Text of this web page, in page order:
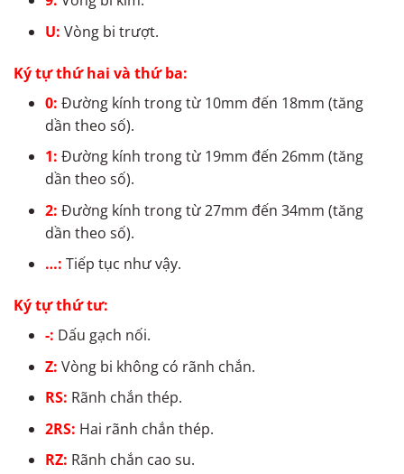
U: Vòng bi trượt.
Ký tự thứ hai và thứ ba:
0: Đường kính trong từ 10mm đến 18mm (tăng
dần theo số).
1: Đường kính trong từ 19mm đến 26mm (tăng
dần theo số).
2: Đường kính trong từ 27mm đến 34mm (tăng
dần theo số).
…: Tiếp tục như vậy.
Ký tự thứ tư:
-: Dấu gạch nối.
Z: Vòng bi không có rãnh chắn.
RS: Rãnh chắn thép.
2RS: Hai rãnh chắn thép.
RZ: Rãnh chắn cao su.